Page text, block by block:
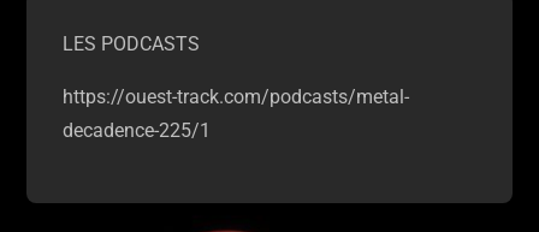
LES PODCASTS
https://ouest-track.com/podcasts/metal-
decadence-225/1